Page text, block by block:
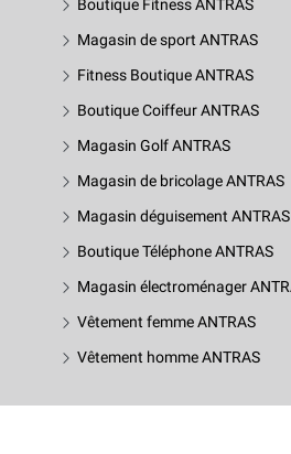
Boutique Fitness ANTRAS
Magasin de sport ANTRAS
Fitness Boutique ANTRAS
Boutique Coiffeur ANTRAS
Magasin Golf ANTRAS
Magasin de bricolage ANTRAS
Magasin déguisement ANTRAS
Boutique Téléphone ANTRAS
Magasin électroménager
Vêtement femme ANTRAS
Vêtement homme ANTRAS